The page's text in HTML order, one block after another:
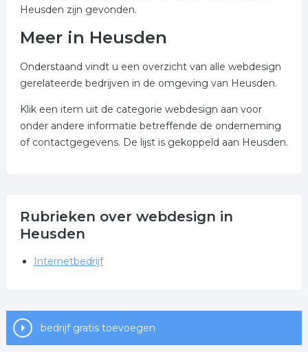
Heusden zijn gevonden.
Meer in Heusden
Onderstaand vindt u een overzicht van alle webdesign
gerelateerde bedrijven in de omgeving van Heusden.
Klik een item uit de categorie webdesign aan voor
onder andere informatie betreffende de onderneming
of contactgegevens. De lijst is gekoppeld aan Heusden.
Rubrieken over webdesign in
Heusden
Internetbedrijf
bedrijf gratis toevoegen